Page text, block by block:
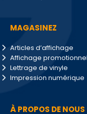
MAGASINEZ
Articles d’affichage
Affichage promotionnel
Lettrage de vinyle
Impression numérique
À PROPOS DE NOUS